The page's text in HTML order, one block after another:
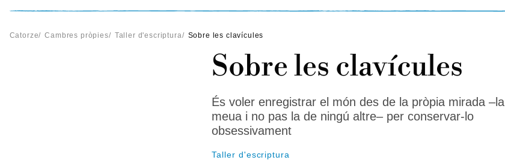
Catorze/ Cambres pròpies/ Taller d'escriptura/ Sobre les clavícules
Sobre les clavícules
És voler enregistrar el món des de la pròpia mirada –la
meua i no pas la de ningú altre– per conservar-lo
obsessivament
Taller d'escriptura